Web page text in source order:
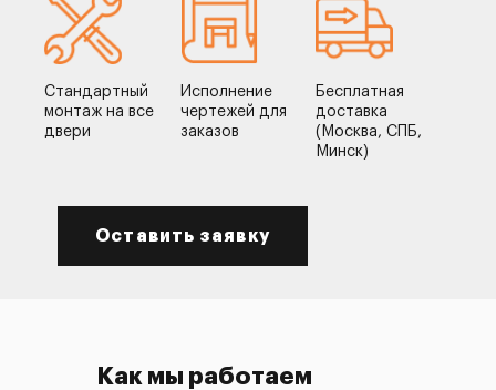
Стандартный
монтаж на все
двери
Исполнение
чертежей для
заказов
Бесплатная
доставка
(Москва, СПБ,
Минск)
Оставить заявку
Как мы работаем